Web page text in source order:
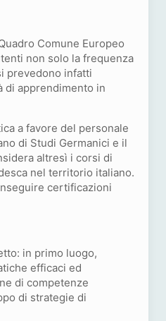
Comune Europeo
non solo la frequenza
prevedono infatti
di apprendimento in
a favore del personale
di Studi Germanici e il
altresì i corsi di
nel territorio italiano.
certificazioni
in primo luogo,
efficaci ed
di competenze
di strategie di